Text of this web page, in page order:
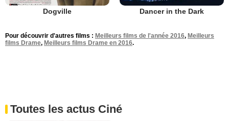
Dogville Dancer in the Dark
Pour découvrir d'autres films : Meilleurs films de l'année 2016, Meilleurs
films Drame, Meilleurs films Drame en 2016.
Toutes les actus Ciné